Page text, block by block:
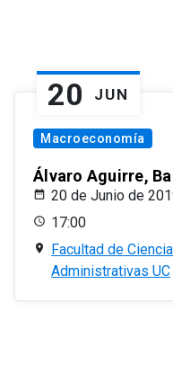
20 JUN
Macroeconomía
Álvaro Aguirre,
20 de Junio de
17:00
Facultad de
Administrativas UC